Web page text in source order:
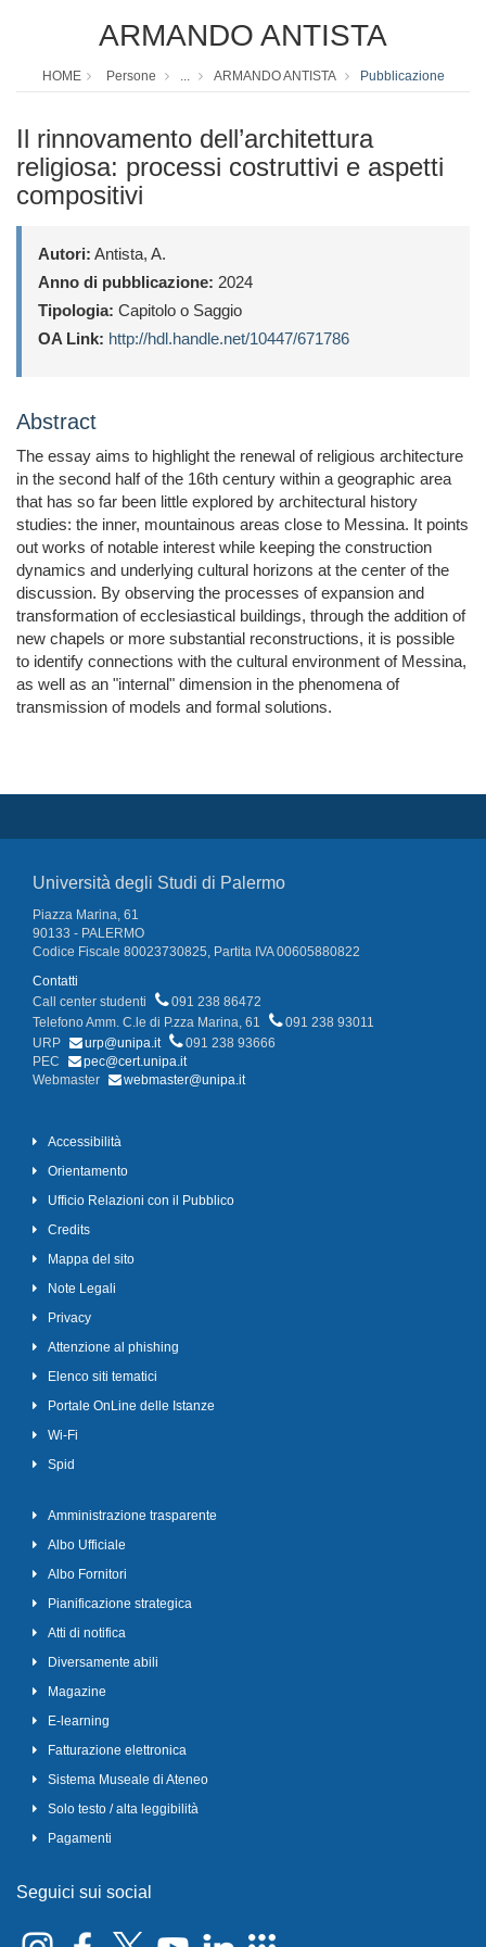
ARMANDO ANTISTA
HOME Persone ... ARMANDO ANTISTA Pubblicazione
Il rinnovamento dell’architettura
religiosa: processi costruttivi e aspetti
compositivi
Autori: Antista, A.
Anno di pubblicazione: 2024
Tipologia: Capitolo o Saggio
OA Link: http://hdl.handle.net/10447/671786
Abstract
The essay aims to highlight the renewal of religious architecture
in the second half of the 16th century within a geographic area
that has so far been little explored by architectural history
studies: the inner, mountainous areas close to Messina. It points
out works of notable interest while keeping the construction
dynamics and underlying cultural horizons at the center of the
discussion. By observing the processes of expansion and
transformation of ecclesiastical buildings, through the addition of
new chapels or more substantial reconstructions, it is possible
to identify connections with the cultural environment of Messina,
as well as an "internal" dimension in the phenomena of
transmission of models and formal solutions.
Università degli Studi di Palermo
Piazza Marina, 61
90133 - PALERMO
Codice Fiscale 80023730825, Partita IVA 00605880822
Contatti
Call center studenti
091 238 86472
Telefono Amm. C.le di P.zza Marina, 61
091 238 93011
URP
urp@unipa.it
091 238 93666
PEC
pec@cert.unipa.it
Webmaster
webmaster@unipa.it
Accessibilità
Orientamento
Ufficio Relazioni con il Pubblico
Credits
Mappa del sito
Note Legali
Privacy
Attenzione al phishing
Elenco siti tematici
Portale OnLine delle Istanze
Wi-Fi
Spid
Amministrazione trasparente
Albo Ufficiale
Albo Fornitori
Pianificazione strategica
Atti di notifica
Diversamente abili
Magazine
E-learning
Fatturazione elettronica
Sistema Museale di Ateneo
Solo testo / alta leggibilità
Pagamenti
Seguici sui social